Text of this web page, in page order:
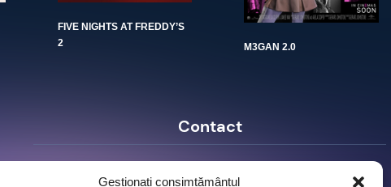
Gestionați consimțământul
FIVE NIGHTS AT FREDDY’S
2
M3GAN 2.0
Contact
Strada Mihai Eminescu, nr. 142, et.7, ap. 23,